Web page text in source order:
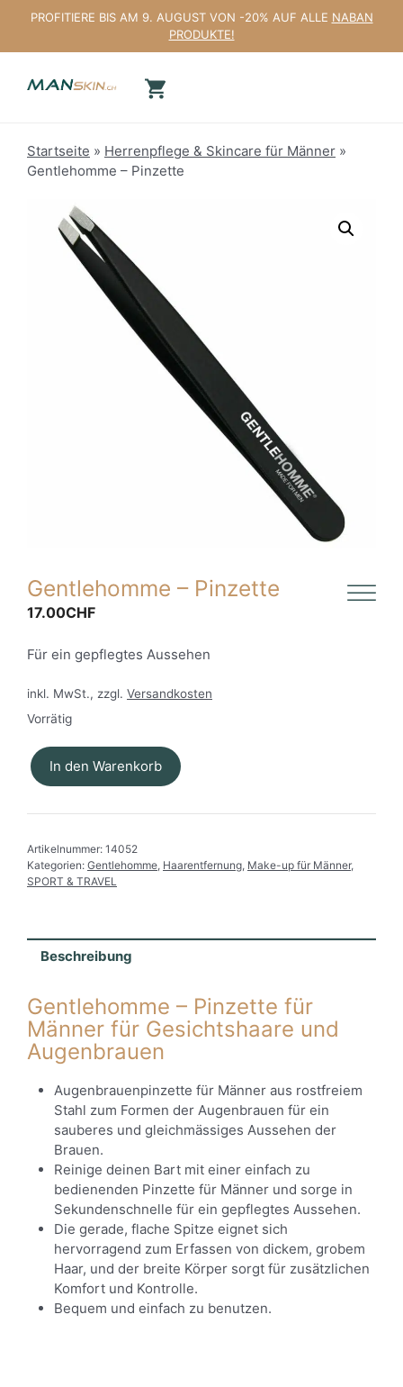
springen
PROFITIERE BIS AM 9. AUGUST VON -20% AUF ALLE NABAN
PRODUKTE!
Startseite » Herrenpflege & Skincare für Männer »
Gentlehomme – Pinzette
Gentlehomme – Pinzette
17.00CHF
Für ein gepflegtes Aussehen
inkl. MwSt., zzgl. Versandkosten
Vorrätig
Gentlehomme
Pinzette
In den Warenkorb
Artikelnummer: 14052
Kategorien: Gentlehomme, Haarentfernung, Make-up für Männer,
SPORT & TRAVEL
Beschreibung
Gentlehomme – Pinzette für
Männer für Gesichtshaare und
Augenbrauen
Augenbrauenpinzette für Männer aus rostfreiem
Stahl zum Formen der Augenbrauen für ein
sauberes und gleichmässiges Aussehen der
Brauen.
Reinige deinen Bart mit einer einfach zu
bedienenden Pinzette für Männer und sorge in
Sekundenschnelle für ein gepflegtes Aussehen.
Die gerade, flache Spitze eignet sich
hervorragend zum Erfassen von dickem, grobem
Haar, und der breite Körper sorgt für zusätzlichen
Komfort und Kontrolle.
Bequem und einfach zu benutzen.